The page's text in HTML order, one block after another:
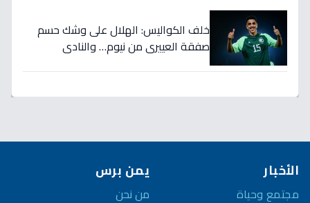
خلف الكواليس: الهلال على وشك حسم
صفقة العييري من نيوم… والنادي
الأخبار
مجتمع وحياة
يمن برس
من نحن